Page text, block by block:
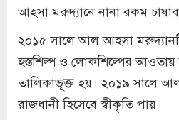
আহসা মরুদ্যানে নানা রকম
২০১৫ সালে আল আহসা
হস্তশিল্প ও লোকশিল্পের
তালিকাভূক্ত হয়। ২০১৯ সালে
রাজধানী হিসেবে স্বীকৃতি পায়।